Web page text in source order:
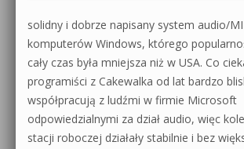
Pakiety
Regulamin
Działanie sklepu internetowego
Wyszukiwanie
solidny i dobrze napisany system audio/
komputerów Windows, którego
cały czas była mniejsza niż w USA. Co
programiści z Cakewalka od lat bardzo
współpracują z ludźmi w firmie Microsoft
odpowiedzialnymi za dział audio, więc
stacji roboczej działały stabilnie i bez